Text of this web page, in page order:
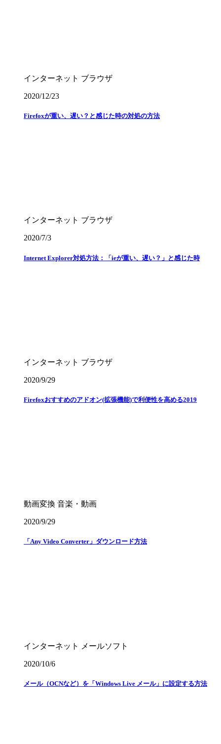
インターネット ブラウザ
2020/12/23
Firefoxが重い、遅い？と感じた時の対処の方法
インターネット ブラウザ
2020/7/3
Internet Explorer対処方法：「ieが重い、遅い？」と感じた時
インターネット ブラウザ
2020/9/29
Firefoxおすすめのアドオン(拡張機能)で利便性を高める2019
動画変換 音楽・動画
2020/9/29
「Any Video Converter」ダウンロード方法
インターネット メールソフト
2020/10/6
メール（OCNなど）を「Windows Live メール」に設定する方法